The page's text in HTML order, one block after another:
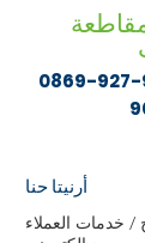
أرنيتا حنا
/ خدمات العملاء